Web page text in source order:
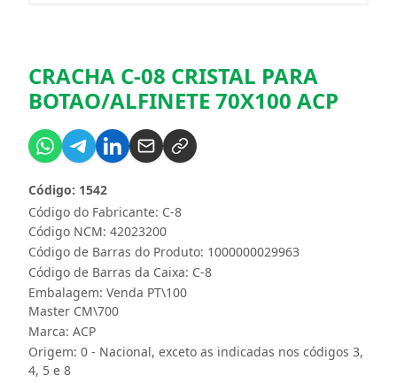
CRACHA C-08 CRISTAL PARA
BOTAO/ALFINETE 70X100 ACP
Código do Fabricante: C-8
Código: 1542
Código NCM: 42023200
Código de Barras do Produto: 1000000029963
Código de Barras da Caixa: C-8
Embalagem: Venda PT\100
Master CM\700
Marca: ACP
Origem: 0 - Nacional, exceto as indicadas nos códigos 3,
4, 5 e 8